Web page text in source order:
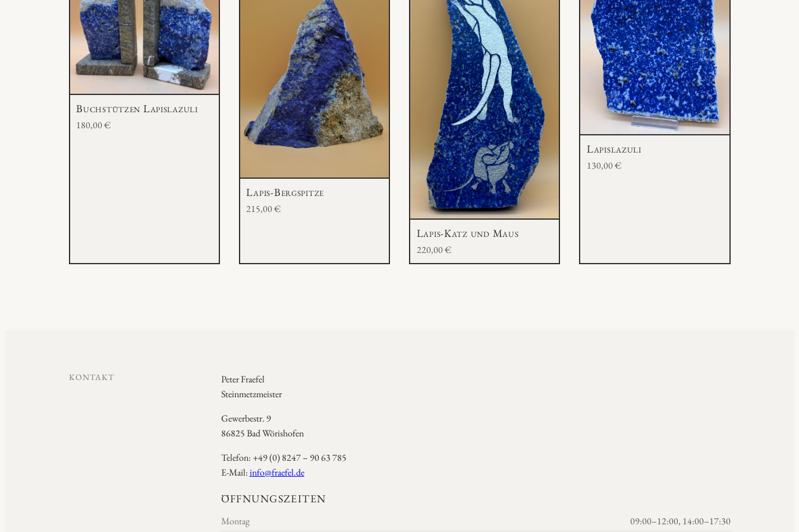
Buchstützen Lapislazuli
180,00€
Lapis-Bergspitze
215,00€
Lapis-Katz und Maus
220,00€
Lapislazuli
130,00€
KONTAKT
Peter Fraefel
Steinmetzmeister
Gewerbestr. 9
86825 Bad Wörishofen
Telefon: +49 (0) 8247 – 90 63 785
E-Mail:info@fraefel.de
ÖFFNUNGSZEITEN
Montag 09:00–12:00, 14:00–17:30